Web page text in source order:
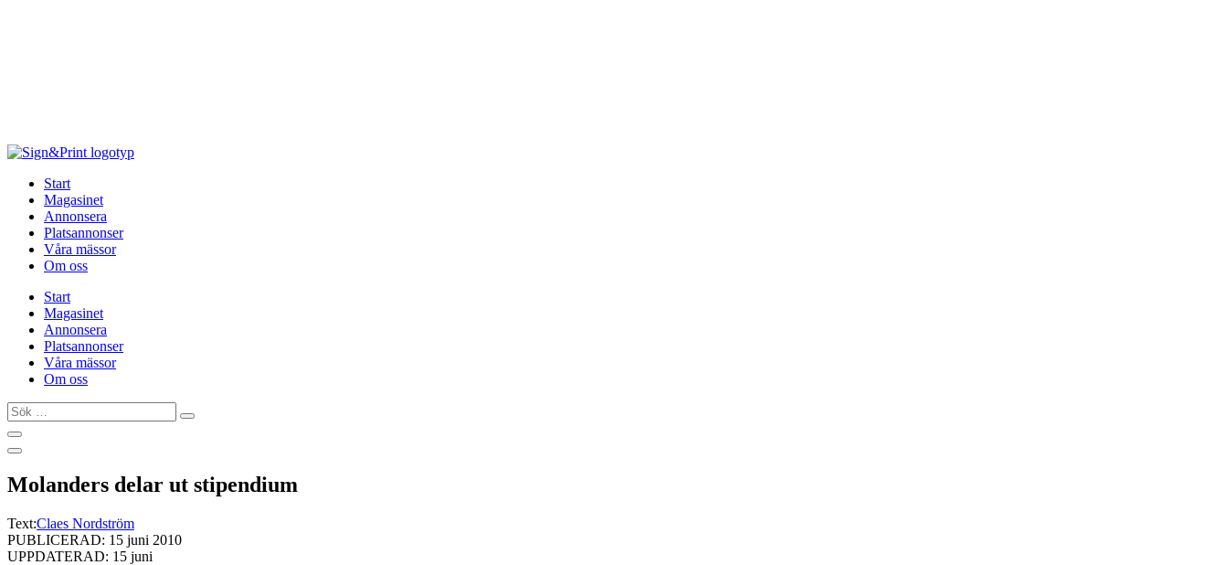
Start
Magasinet
Annonsera
Platsannonser
Våra mässor
Om oss
Start
Magasinet
Annonsera
Platsannonser
Våra mässor
Om oss
Sök
…
Molanders delar ut stipendium
Text:Claes Nordström
PUBLICERAD: 15 juni 2010
UPPDATERAD: 15 juni